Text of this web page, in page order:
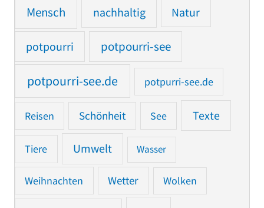
Mensch nachhaltig Natur
potpourri potpourri-see
potpourri-see.de potpurri-see.de
Reisen Schönheit See Texte
Tiere Umwelt Wasser
Weihnachten Wetter Wolken